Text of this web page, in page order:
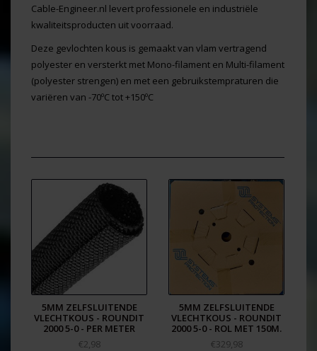
Cable-Engineer.nl levert professionele en industriële
kwaliteitsproducten uit voorraad.
Deze gevlochten kous is gemaakt van vlam vertragend
polyester en versterkt met Mono-filament en Multi-filament
(polyester strengen) en met een gebruikstempraturen die
variëren van -70ºC tot +150ºC
5MM ZELFSLUITENDE
VLECHTKOUS - ROUNDIT
2000 5-0 - PER METER
€2,98
5MM ZELFSLUITENDE
VLECHTKOUS - ROUNDIT
2000 5-0 - ROL MET 150M.
€329,98